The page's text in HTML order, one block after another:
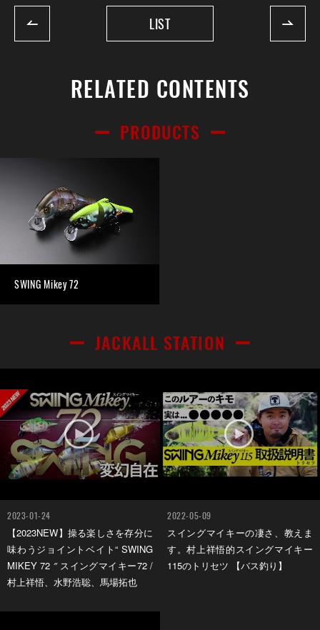
LIST
RELATED CONTENTS
PRODUCTS
SWING Mikey 72
JACKALL STATION
2023-01-24
【2023NEW】操る楽しさを存分に
味わうジョイントベイト“ SWING
MIKEY 72 ″ スイングマイキー72 /
村上祥悟、水野浩聡、馬場拓也
2022-05-09
スイングマイキーの凄さ、教えま
す。村上祥悟的スイングマイキー
115のトリセツ 【バス釣り】